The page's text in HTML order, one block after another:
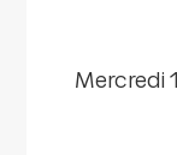
mercredi